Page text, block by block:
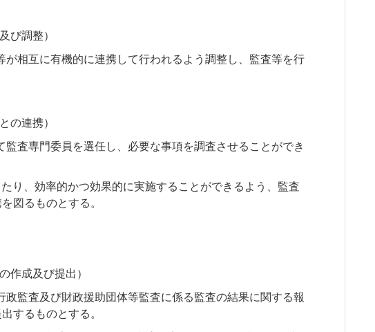
び調整）
相互に有機的に連携して行われるよう調整し、監査等を行
の連携）
査専門委員を選任し、必要な事項を調査させることができ
り、効率的かつ効果的に実施することができるよう、監査
図るものとする。
作成及び提出）
監査及び財政援助団体等監査に係る監査の結果に関する報
するものとする。